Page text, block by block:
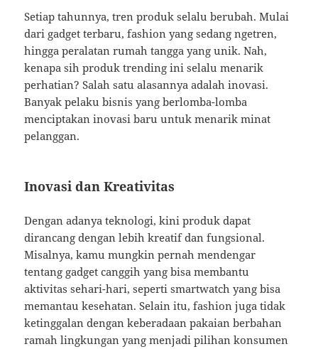
Setiap tahunnya, tren produk selalu berubah. Mulai
dari gadget terbaru, fashion yang sedang ngetren,
hingga peralatan rumah tangga yang unik. Nah,
kenapa sih produk trending ini selalu menarik
perhatian? Salah satu alasannya adalah inovasi.
Banyak pelaku bisnis yang berlomba-lomba
menciptakan inovasi baru untuk menarik minat
pelanggan.
Inovasi dan Kreativitas
Dengan adanya teknologi, kini produk dapat
dirancang dengan lebih kreatif dan fungsional.
Misalnya, kamu mungkin pernah mendengar
tentang gadget canggih yang bisa membantu
aktivitas sehari-hari, seperti smartwatch yang bisa
memantau kesehatan. Selain itu, fashion juga tidak
ketinggalan dengan keberadaan pakaian berbahan
ramah lingkungan yang menjadi pilihan konsumen